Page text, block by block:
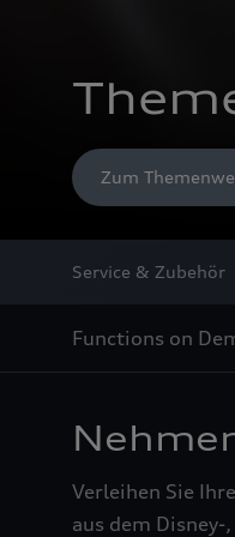
Zum
Service & Zubehör
Functions on
Verleihen Sie
aus dem